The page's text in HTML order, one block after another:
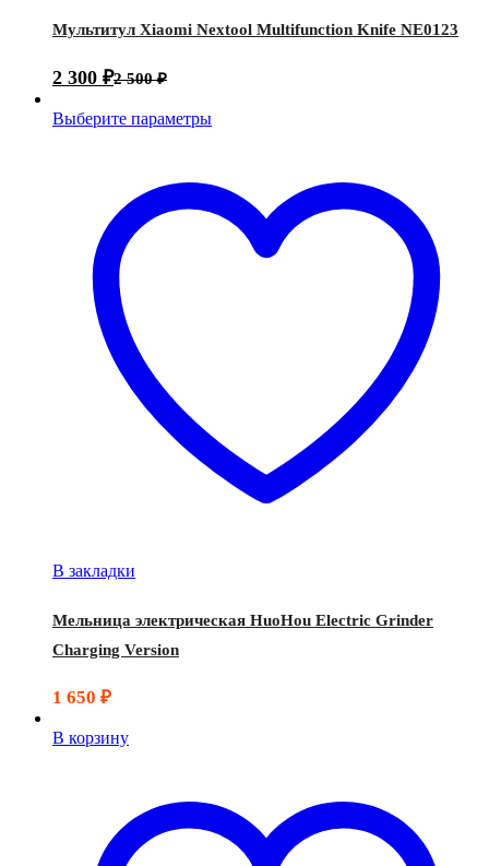
Мультитул Xiaomi Nextool Multifunction Knife NE0123
2 300 ₽2 500₽
Выберите параметры
В закладки
Мельница электрическая HuoHou Electric Grinder
Charging Version
1 650 ₽
В корзину